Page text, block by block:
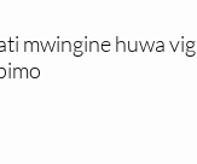
mwingine huwa